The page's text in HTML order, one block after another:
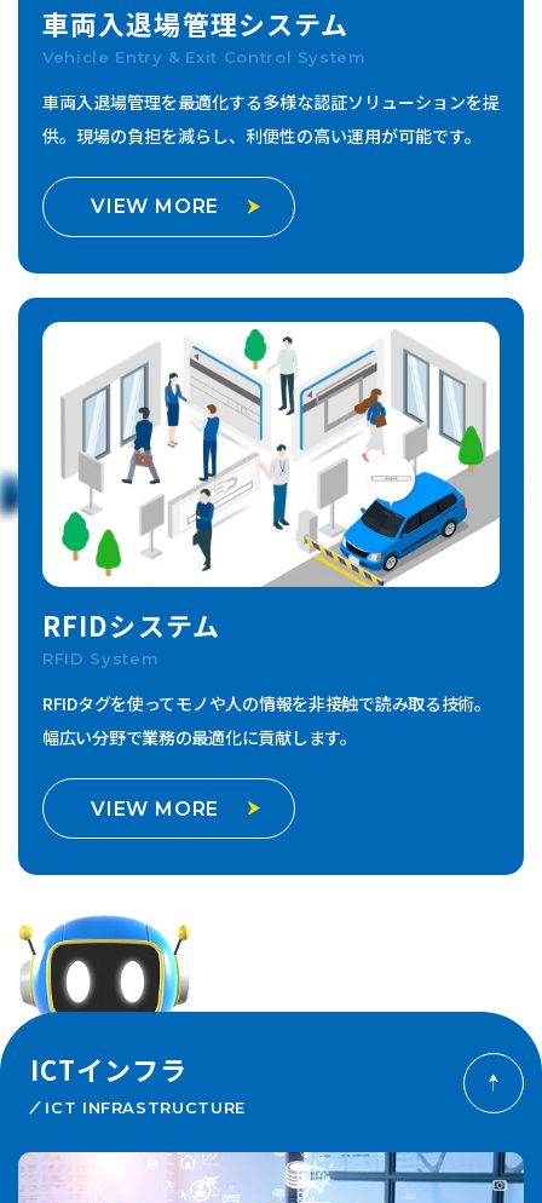
車両入退場管理システム
Vehicle Entry & Exit Control System
車両入退場管理を最適化する多様な認証ソリューションを提
供。 現場の負担を減らし、利便性の高い運用が可能です。
VIEW MORE
RFIDシステム
RFID System
RFIDタグを使ってモノや人の情報を非接触で読み取る技術。
幅広い分野で業務の最適化に貢献します。
VIEW MORE
ICTインフラ
ICT INFRASTRUCTURE